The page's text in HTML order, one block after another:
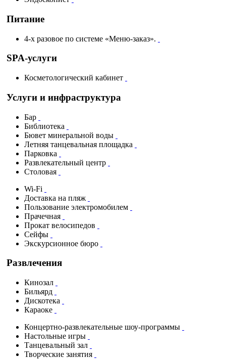
Питание
4-х разовое по системе «Меню-заказ».
SPA-услуги
Косметологический кабинет
Услуги и инфраструктура
Бар
Библиотека
Бювет минеральной воды
Летняя танцевальная площадка
Парковка
Развлекательный центр
Столовая
Wi-Fi
Доставка на пляж
Пользование электромобилем
Прачечная
Прокат велосипедов
Сейфы
Экскурсионное бюро
Развлечения
Кинозал
Бильярд
Дискотека
Караоке
Концертно-развлекательные шоу-программы
Настольные игры
Танцевальный зал
Творческие занятия